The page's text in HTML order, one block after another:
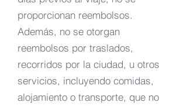
proporcionan reembolsos.
Además, no se otorgan
reembolsos por traslados,
recorridos por la ciudad, u otros
servicios, incluyendo comidas,
alojamiento o transporte, que no